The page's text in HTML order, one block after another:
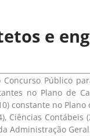
e
Público
no Plano de
constante no Plano
Contábeis
Administração